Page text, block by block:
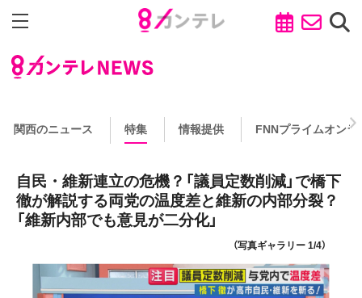
関西のニュース 特集 情報提供 FNNプライムオンラ
自民・維新連立の危機？「議員定数削減」で橋下
徹が解説する両党の温度差と維新の内部分裂？
「維新内部でも意見が二分化」
（写真ギャラリー 1/4）